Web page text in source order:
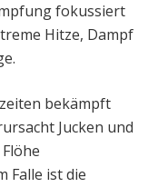
fokussiert
Hitze, Dampf
bekämpft
Jucken und
Falle ist die